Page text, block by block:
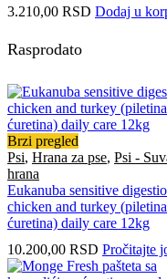
3.210,00 RSD Dodaj u
Rasprodato
Brzi pregled
Psi, Hrana za pse, Psi -
hrana
Eukanuba sensitive
chicken and turkey
ćuretina) daily care 12kg
10.200,00 RSD Pročitajte